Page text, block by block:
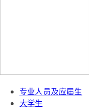
专业人员及应届生
大学生